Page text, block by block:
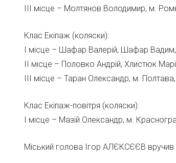
ІІІ місце – Молтянов Володимир, м.
Клас Екіпаж (коляски):
І місце – Шафар Валерій, Шафар
ІІ місце – Половко Андрій, Хлистюк
ІІІ місце – Таран Олександр, м.
Клас Екіпаж-повітря (коляски):
І місце – Мазій Олександр, м.
Міський голова Ігор АЛЄКСЄЄВ